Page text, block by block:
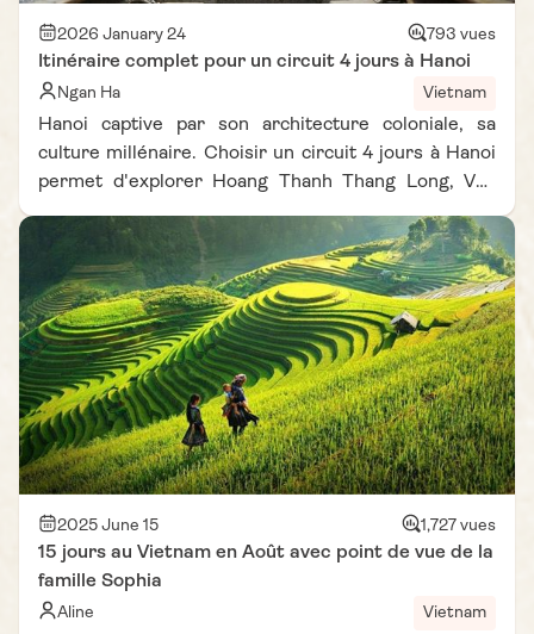
2026 January 24 793 vues
Itinéraire complet pour un circuit 4 jours à Hanoi
Ngan Ha Vietnam
Hanoi captive par son architecture coloniale, sa
culture millénaire. Choisir un circuit 4 jours à Hanoi
permet d'explorer Hoang Thanh Thang Long, Van
jours convient aux aventuriers, aux couples, aux
voyageurs solo. Ce programme garantit une
immersion culturelle profonde, des souvenirs
mémorables.
2025 June 15 1,727 vues
15 jours au Vietnam en Août avec point de vue de la
famille Sophia
Aline Vietnam